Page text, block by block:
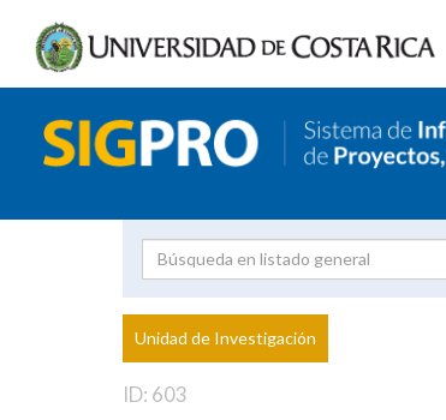
Proyecto
Investigador
Unidad de Investigación
ID: 603